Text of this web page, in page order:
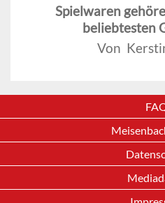
Spielwaren
beliebtesten
Von